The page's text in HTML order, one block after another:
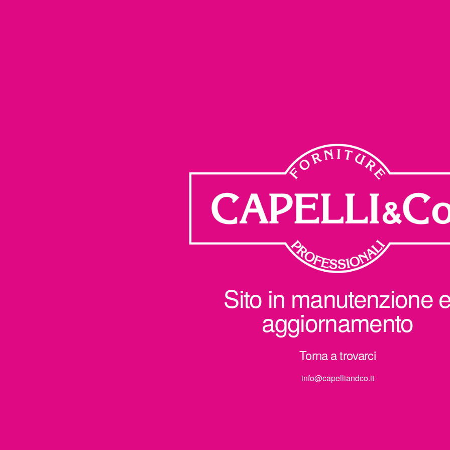
Sito in manutenzione
aggiornamento
Torna a trovarci
info@capelliandco.it